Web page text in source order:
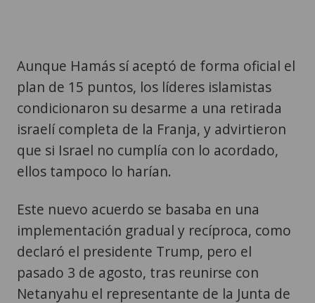
Aunque Hamás sí aceptó de forma oficial el
plan de 15 puntos, los líderes islamistas
condicionaron su desarme a una retirada
israelí completa de la Franja, y advirtieron
que si Israel no cumplía con lo acordado,
ellos tampoco lo harían.
Este nuevo acuerdo se basaba en una
implementación gradual y recíproca, como
declaró el presidente Trump, pero el
pasado 3 de agosto, tras reunirse con
Netanyahu el representante de la Junta de